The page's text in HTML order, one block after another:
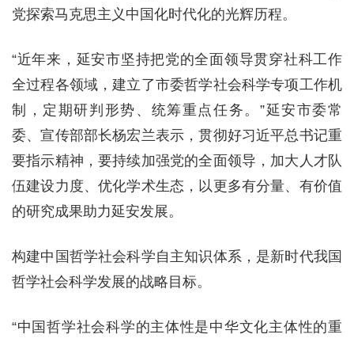
党探索马克思主义中国化时代化的光辉历程。
“近年来，延安市坚持把党的全面领导贯穿社科工作
全过程各领域，建立了市委哲学社会科学专项工作机
制，定期研判形势、统筹重点任务。”延安市委常
委、宣传部部长杨宏兰表示，贯彻好习近平总书记重
要指示精神，要持续加强党的全面领导，加大人才队
伍建设力度、优化学术生态，以更多有分量、有价值
的研究成果助力延安发展。
构建中国哲学社会科学自主知识体系，是新时代我国
哲学社会科学发展的战略目标。
“中国哲学社会科学的主体性是中华文化主体性的重